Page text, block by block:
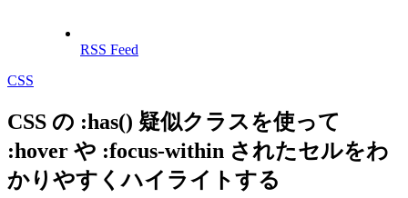
RSS Feed
CSS
CSS の :has() 疑似クラスを使って
:hover や :focus-within されたセルをわ
かりやすくハイライトする